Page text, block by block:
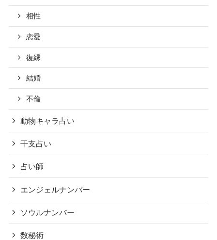
相性
恋愛
復縁
結婚
不倫
動物キャラ占い
干支占い
占い師
エンジェルナンバー
ソウルナンバー
数秘術